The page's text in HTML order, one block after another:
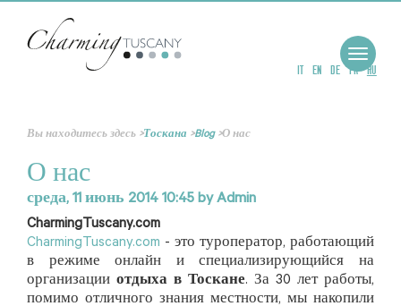
IT EN DE FR RU
Toggle
Вы находитесь здесь >Тоскана >Blog>О нас
О нас
среда, 11 июнь 2014 10:45 byAdmin
CharmingTuscany.com
CharmingTuscany.com - это туроператор, работающий
в режиме онлайн и специализирующийся на
организации отдыха в Тоскане. За 30 лет работы,
помимо отличного знания местности, мы накопили